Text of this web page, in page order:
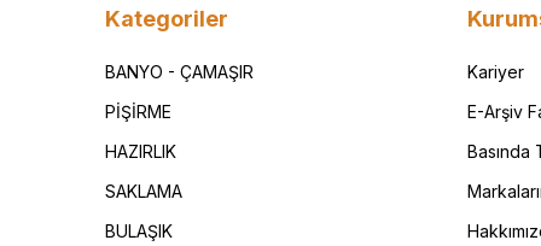
Kategoriler
BANYO - ÇAMAŞIR
PİŞİRME
HAZIRLIK
SAKLAMA
BULAŞIK
Kariyer
E-Arşiv
Basında